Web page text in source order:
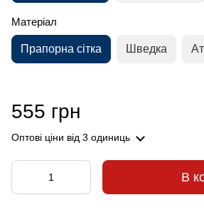
Матеріал
Прапорна сітка Шведка
555 грн
Оптові ціни від 3 одиниць
В